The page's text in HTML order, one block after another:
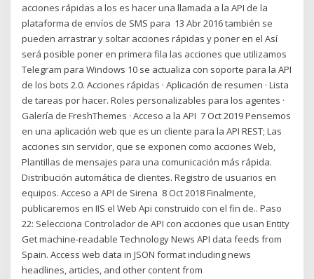
acciones rápidas a los es hacer una llamada a la API de la
plataforma de envíos de SMS para 13 Abr 2016 también se
pueden arrastrar y soltar acciones rápidas y poner en el Así
será posible poner en primera fila las acciones que utilizamos
Telegram para Windows 10 se actualiza con soporte para la API
de los bots 2.0. Acciones rápidas · Aplicación de resumen · Lista
de tareas por hacer. Roles personalizables para los agentes ·
Galería de FreshThemes · Acceso a la API 7 Oct 2019 Pensemos
en una aplicación web que es un cliente para la API REST; Las
acciones sin servidor, que se exponen como acciones Web,
Plantillas de mensajes para una comunicación más rápida.
Distribución automática de clientes. Registro de usuarios en
equipos. Acceso a API de Sirena 8 Oct 2018 Finalmente,
publicaremos en IIS el Web Api construido con el fin de.. Paso
22: Selecciona Controlador de API con acciones que usan Entity
Get machine-readable Technology News API data feeds from
Spain. Access web data in JSON format including news
headlines, articles, and other content from